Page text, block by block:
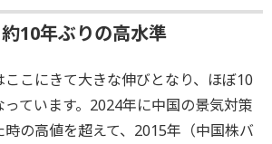
10年ぶりの高水準
こにきて大きな伸びとなり、ほぼ10
ています。2024年に中国の景気対策
の高値を超えて、2015年（中国株バ